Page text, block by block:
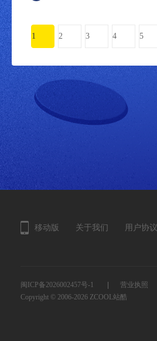
1 2 3 4 5
移动版 关于我们 用户协议
闽ICP备2026002457号-1 营业执照
Copyright © 2006-2026 ZCOOL站酷